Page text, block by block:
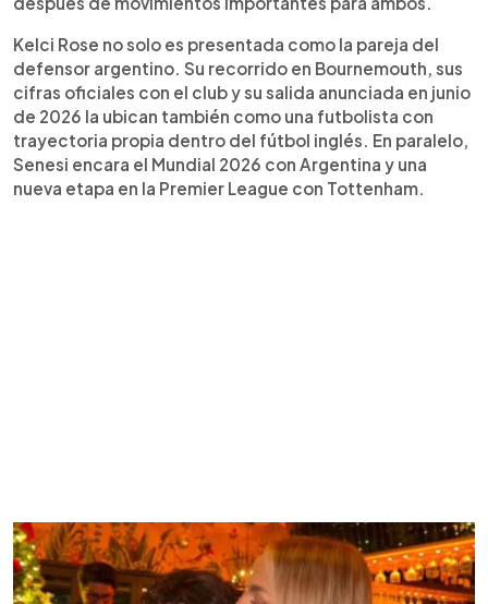
Kelci Rose no solo es presentada como la pareja del
defensor argentino. Su recorrido en Bournemouth, sus
cifras oficiales con el club y su salida anunciada en junio
de 2026 la ubican también como una futbolista con
trayectoria propia dentro del fútbol inglés. En paralelo,
Senesi encara el Mundial 2026 con Argentina y una
nueva etapa en la Premier League con Tottenham.